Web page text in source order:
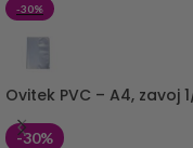
-30%
Ovitek PVC – A4, zavoj
-30%